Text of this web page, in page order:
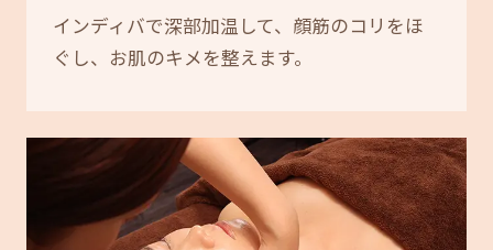
インディバで深部加温して、顔筋のコリをほ
ぐし、お肌のキメを整えます。